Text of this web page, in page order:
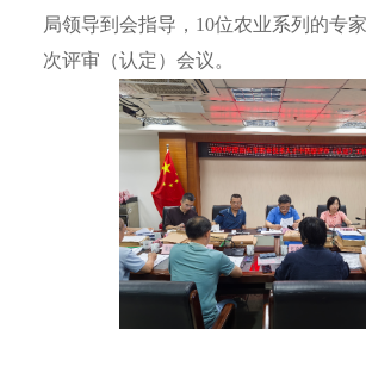
局领导到会指导，10位农业系列的专
次评审（认定）会议。